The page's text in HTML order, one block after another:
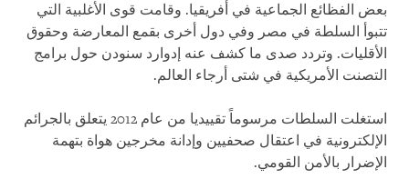
بعض الفظائع الجماعية في أفريقيا. وقامت قوى الأغلبية التي
تتبوأ السلطة في مصر وفي دول أخرى بقمع المعارضة وحقوق
الأقليات. وتردد صدى ما كشف عنه إدوارد سنودن حول برامج
التصنت الأمريكية في شتى أرجاء العالم.
استغلت السلطات مرسوماً تقييديا من عام 2012 يتعلق بالجرائم
الإلكترونية في اعتقال صحفيين وإدانة مخرجين هواة بتهمة
الإضرار بالأمن القومي.